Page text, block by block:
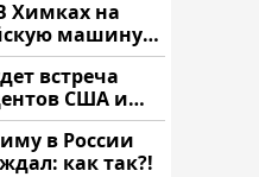
Химках на
машину
и подожгли.
встреча
США и
Европа?
в России
как так?!